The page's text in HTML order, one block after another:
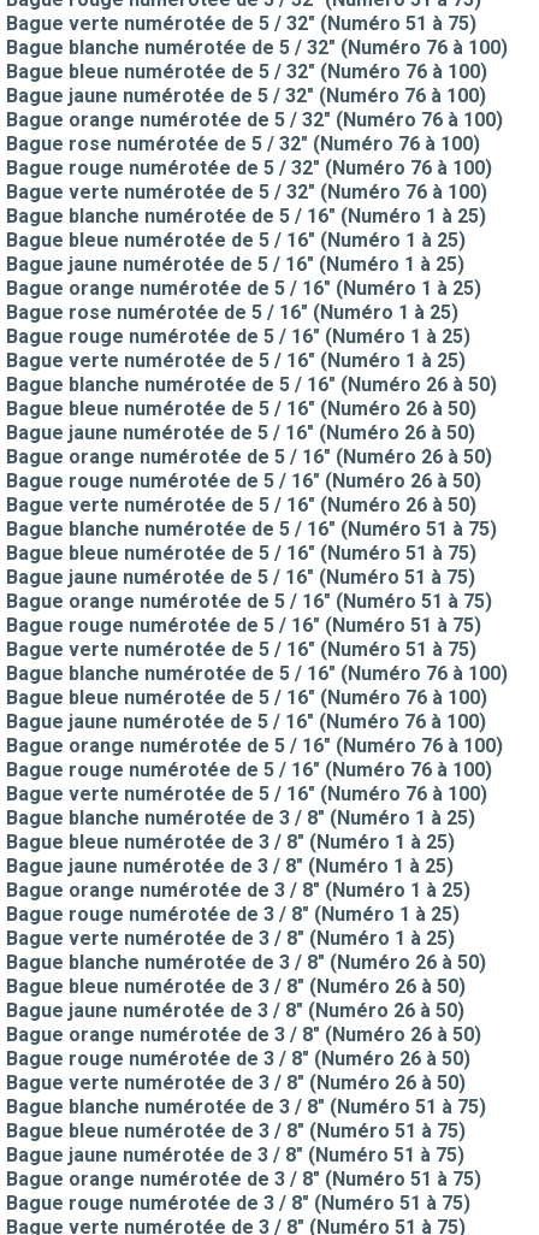
Bague verte numérotée de 5 / 32" (Numéro 51 à 75)
Bague blanche numérotée de 5 / 32" (Numéro 76 à 100)
Bague bleue numérotée de 5 / 32" (Numéro 76 à 100)
Bague jaune numérotée de 5 / 32" (Numéro 76 à 100)
Bague orange numérotée de 5 / 32" (Numéro 76 à 100)
Bague rose numérotée de 5 / 32" (Numéro 76 à 100)
Bague rouge numérotée de 5 / 32" (Numéro 76 à 100)
Bague verte numérotée de 5 / 32" (Numéro 76 à 100)
Bague blanche numérotée de 5 / 16" (Numéro 1 à 25)
Bague bleue numérotée de 5 / 16" (Numéro 1 à 25)
Bague jaune numérotée de 5 / 16" (Numéro 1 à 25)
Bague orange numérotée de 5 / 16" (Numéro 1 à 25)
Bague rose numérotée de 5 / 16" (Numéro 1 à 25)
Bague rouge numérotée de 5 / 16" (Numéro 1 à 25)
Bague verte numérotée de 5 / 16" (Numéro 1 à 25)
Bague blanche numérotée de 5 / 16" (Numéro 26 à 50)
Bague bleue numérotée de 5 / 16" (Numéro 26 à 50)
Bague jaune numérotée de 5 / 16" (Numéro 26 à 50)
Bague orange numérotée de 5 / 16" (Numéro 26 à 50)
Bague rouge numérotée de 5 / 16" (Numéro 26 à 50)
Bague verte numérotée de 5 / 16" (Numéro 26 à 50)
Bague blanche numérotée de 5 / 16" (Numéro 51 à 75)
Bague bleue numérotée de 5 / 16" (Numéro 51 à 75)
Bague jaune numérotée de 5 / 16" (Numéro 51 à 75)
Bague orange numérotée de 5 / 16" (Numéro 51 à 75)
Bague rouge numérotée de 5 / 16" (Numéro 51 à 75)
Bague verte numérotée de 5 / 16" (Numéro 51 à 75)
Bague blanche numérotée de 5 / 16" (Numéro 76 à 100)
Bague bleue numérotée de 5 / 16" (Numéro 76 à 100)
Bague jaune numérotée de 5 / 16" (Numéro 76 à 100)
Bague orange numérotée de 5 / 16" (Numéro 76 à 100)
Bague rouge numérotée de 5 / 16" (Numéro 76 à 100)
Bague verte numérotée de 5 / 16" (Numéro 76 à 100)
Bague blanche numérotée de 3 / 8" (Numéro 1 à 25)
Bague bleue numérotée de 3 / 8" (Numéro 1 à 25)
Bague jaune numérotée de 3 / 8" (Numéro 1 à 25)
Bague orange numérotée de 3 / 8" (Numéro 1 à 25)
Bague rouge numérotée de 3 / 8" (Numéro 1 à 25)
Bague verte numérotée de 3 / 8" (Numéro 1 à 25)
Bague blanche numérotée de 3 / 8" (Numéro 26 à 50)
Bague bleue numérotée de 3 / 8" (Numéro 26 à 50)
Bague jaune numérotée de 3 / 8" (Numéro 26 à 50)
Bague orange numérotée de 3 / 8" (Numéro 26 à 50)
Bague rouge numérotée de 3 / 8" (Numéro 26 à 50)
Bague verte numérotée de 3 / 8" (Numéro 26 à 50)
Bague blanche numérotée de 3 / 8" (Numéro 51 à 75)
Bague bleue numérotée de 3 / 8" (Numéro 51 à 75)
Bague jaune numérotée de 3 / 8" (Numéro 51 à 75)
Bague orange numérotée de 3 / 8" (Numéro 51 à 75)
Bague rouge numérotée de 3 / 8" (Numéro 51 à 75)
Bague verte numérotée de 3 / 8" (Numéro 51 à 75)